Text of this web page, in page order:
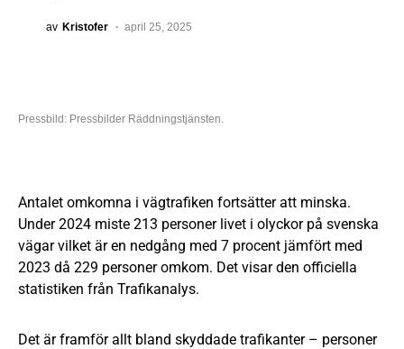
av Kristofer april 25, 2025
Pressbild: Pressbilder Räddningstjänsten.
Antalet omkomna i vägtrafiken fortsätter att minska.
Under 2024 miste 213 personer livet i olyckor på svenska
vägar vilket är en nedgång med 7 procent jämfört med
2023 då 229 personer omkom. Det visar den officiella
statistiken från Trafikanalys.
Det är framför allt bland skyddade trafikanter – personer